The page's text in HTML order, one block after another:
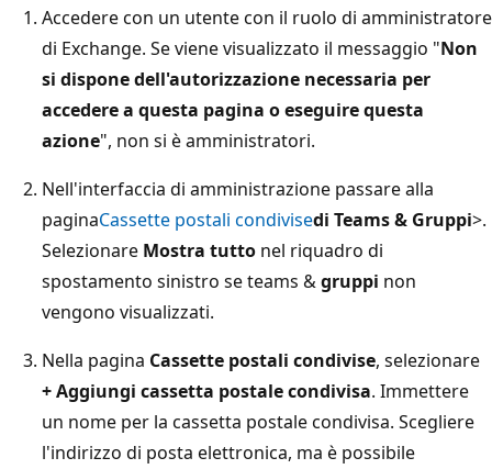
Accedere con un utente con il ruolo di amministratore
di Exchange. Se viene visualizzato il messaggio "Non
si dispone dell'autorizzazione necessaria per
accedere a questa pagina o eseguire questa
azione", non si è amministratori.
Nell'interfaccia di amministrazione passare alla
paginaCassette postali condivisedi Teams & Gruppi>.
Selezionare Mostra tutto nel riquadro di
spostamento sinistro se teams &gruppi non
vengono visualizzati.
Nella pagina Cassette postali condivise, selezionare
+ Aggiungi cassetta postale condivisa. Immettere
un nome per la cassetta postale condivisa. Scegliere
l'indirizzo di posta elettronica, ma è possibile